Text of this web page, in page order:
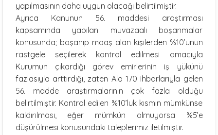
yapılmasının daha uygun olacağı belirtilmiştir.
Ayrıca Kanunun 56. maddesi araştırması
kapsamında yapılan muvazaalı boşanmalar
konusunda; boşanıp maaş alan kişilerden %10’unun
rastgele seçilerek kontrol edilmesi amacıyla
Kurumun çıkardığı görev emirlerinin iş yükünü
fazlasıyla arttırdığı, zaten Alo 170 ihbarlarıyla gelen
56. madde araştırmalarının çok fazla olduğu
belirtilmiştir. Kontrol edilen %10’luk kısmın mümkünse
kaldırılması, eğer mümkün olmuyorsa %5’e
düşürülmesi konusundaki taleplerimiz iletilmiştir.